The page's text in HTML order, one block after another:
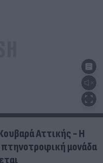
Αττικής - Η
μονάδα